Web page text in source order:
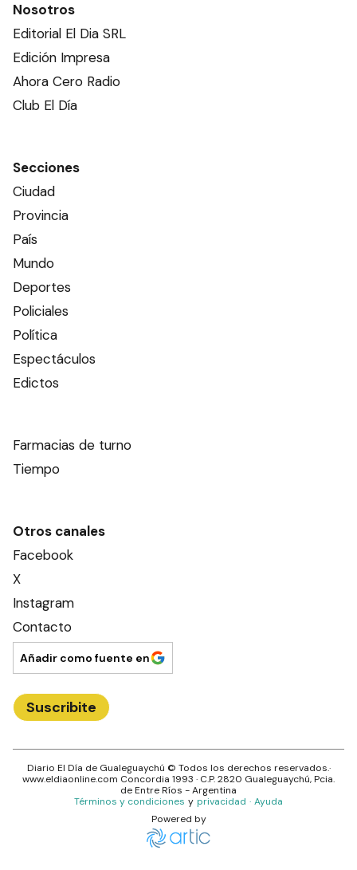
Nosotros
Editorial El Dia SRL
Edición Impresa
Ahora Cero Radio
Club El Día
Secciones
Ciudad
Provincia
País
Mundo
Deportes
Policiales
Política
Espectáculos
Edictos
Farmacias de turno
Tiempo
Otros canales
Facebook
X
Instagram
Contacto
Añadir como fuente en
Suscribite
Diario El Día de Gualeguaychú © Todos los derechos reservados.·
www.eldiaonline.com Concordia 1993 · C.P.2820 Gualeguaychú, Pcia.
deEntre Ríos - Argentina
Términos y condiciones y privacidad · Ayuda
Powered by